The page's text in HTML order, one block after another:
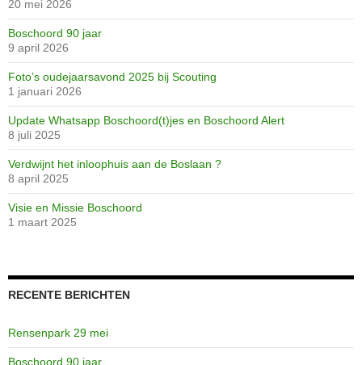
Grimme-station
Huishoudschool
Image41
Image45
Jeugdherberg
proef
scannen0691
scannen0692
scannen0693
scannen0695
scannen0696
scannen0697
scannen0698
scannen0699
scannen0700
scannen0701
scannen0702
scannen0703
scannen0704
scannen0705
scannen0706
scannen0707
scannen0708
scannen0709
scannen0710
scannen0711
scannen20710
20 mei 2026
Boschoord 90 jaar
9 april 2026
Foto’s oudejaarsavond 2025 bij Scouting
1 januari 2026
Update Whatsapp Boschoord(t)jes en Boschoord Alert
8 juli 2025
Verdwijnt het inloophuis aan de Boslaan ?
8 april 2025
Visie en Missie Boschoord
1 maart 2025
RECENTE BERICHTEN
Rensenpark 29 mei
Boschoord 90 jaar